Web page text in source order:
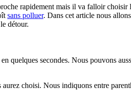
rapidement mais il va falloir
sans polluer. Dans cet article nous
détour.
quelques secondes. Nous pouvons
choisi. Nous indiquons entre